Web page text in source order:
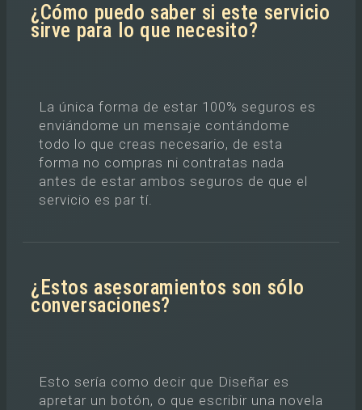
¿Cómo puedo saber si este servicio
sirve para lo que necesito?
La única forma de estar 100% seguros es
enviándome un mensaje contándome
todo lo que creas necesario, de esta
forma no compras ni contratas nada
antes de estar ambos seguros de que el
servicio es par tí.
¿Estos asesoramientos son sólo
conversaciones?
Esto sería como decir que Diseñar es
apretar un botón, o que escribir una novela